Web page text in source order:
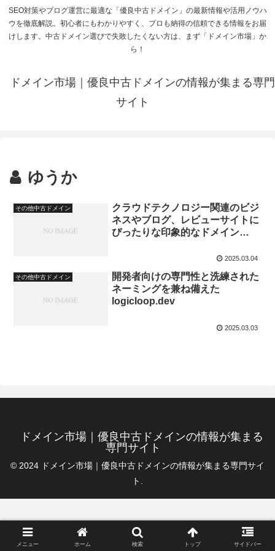
SEO対策やブログ運営に最適な「優良中古ドメイン」の最新情報や活用ノウハ
ウを徹底解説。初心者にもわかりやすく、プロも納得の信頼できる情報をお届
けします。中古ドメイン選びで失敗したくない方は、まず「ドメイン市場」か
ら！
ドメイン市場｜優良中古ドメインの情報が集まる専門
サイト
ゆうか
その他中古ドメイン
クラウドテクノロジー関連のビジ
ネスやブログ、レビューサイトに
ぴったりな印象的なドメイン
2025.03.04
その他中古ドメイン
開発者向けの専門性と洗練された
ネーミングを兼ね備えた
logicloop.dev
2025.03.03
ドメイン市場｜優良中古ドメインの情報が集まる
専門サイト
© 2024 ドメイン市場｜優良中古ドメインの情報が集まる専門サイ
ト.
メニュー ホーム 検索 トップ サイドバー